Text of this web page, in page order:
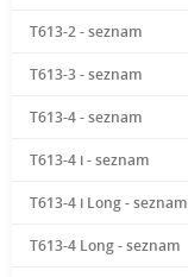
T613-2 - seznam
T613-3 - seznam
T613-4 - seznam
T613-4 i - seznam
T613-4 i Long - seznam
T613-4 Long - seznam